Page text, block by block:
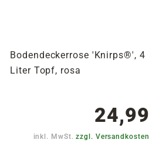
Bodendeckerrose 'Knirps®', 4
Liter Topf, rosa
24,99
inkl. MwSt.zzgl. Versandkosten